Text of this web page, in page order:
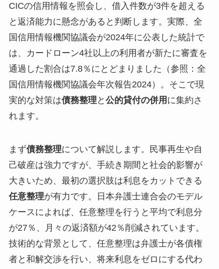
CICの信用情報を照会し、借入件数が3件を超える
と返済能力に懸念があると判断します。実際、全
国信用情報機関協議会が2024年に公表した統計で
は、カードローン4社以上の利用者が新たに審査を
通過した割合は7.8％にとどまりました（参照：全
国信用情報機関協議会年次報告2024）。そこで現
実的な対策は債務整理 と 公的貸付の併用 に集約さ
れます。
まず債務整理について解説します。民事再生や自
己破産は強力ですが、手続き期間と社会的影響が
大きいため、最初の選択肢は利息をカットできる
任意整理が有力です。日本弁護士連合会のモデル
ケースによれば、任意整理を行うと平均で利息分
が27％、月々の返済額が42％削減されています。
技術的な背景として、任意整理は弁護士が各債権
者と和解交渉を行い、将来利息をゼロにする代わ